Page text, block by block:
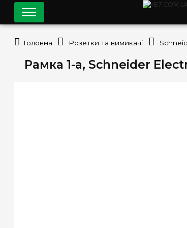
Рамка 1-а, Schneider
Головна Розетки та вимикачі